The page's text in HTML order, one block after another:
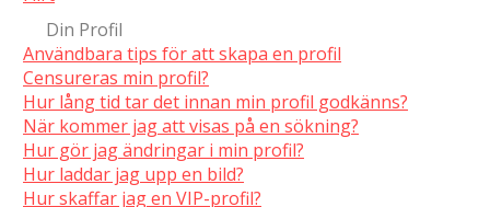
Din Profil
Användbara tips för att skapa en profil
Censureras min profil?
Hur lång tid tar det innan min profil godkänns?
När kommer jag att visas på en sökning?
Hur gör jag ändringar i min profil?
Hur laddar jag upp en bild?
Hur skaffar jag en VIP-profil?